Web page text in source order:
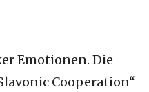
Emotionen. Die
Cooperation“